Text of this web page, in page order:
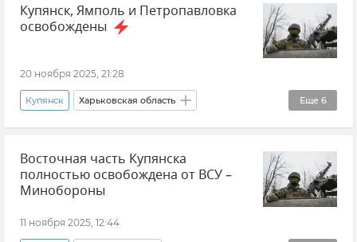
Россия Владимир Зеленский Украина
ВСУ (Вооруженные силы Украины)
Новости СВО
Купянск, Ямполь и Петропавловка
освобождены
20 ноября 2025, 21:28
Еще 6
Купянск Харьковская область
Новые регионы России
Владимир Путин (политик)
Валерий Герасимов
Вооруженные силы России
Восточная часть Купянска
полностью освобождена от ВСУ –
Минобороны
11 ноября 2025, 12:44